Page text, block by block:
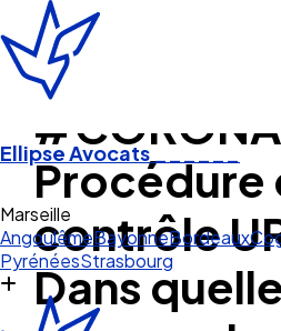
Ellipse Avocats______
Marseille
AngoulêmeBayonneBordeaux
PyrénéesStrasbourg
Procédure
contrôle
Dans